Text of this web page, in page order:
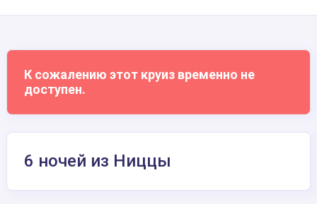
К сожалению этот круиз временно не
доступен.
6 ночей из Ниццы